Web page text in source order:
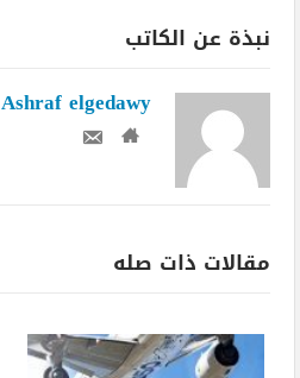
نبذة عن الكاتب
Ashraf elgedawy
مقالات ذات صله